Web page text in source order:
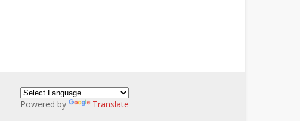
Powered by Translate